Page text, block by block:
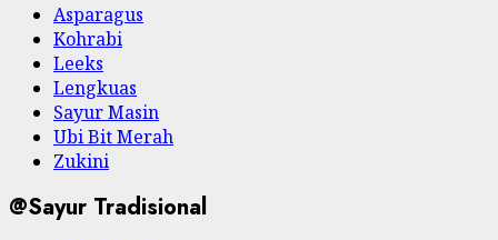
Asparagus
Kohrabi
Leeks
Lengkuas
Sayur Masin
Ubi Bit Merah
Zukini
@Sayur Tradisional